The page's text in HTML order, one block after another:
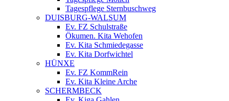
Tagespflege Sternbuschweg
DUISBURG-WALSUM
Ev. FZ Schulstraße
Ökumen. Kita Wehofen
Ev. Kita Schmiedegasse
Ev. Kita Dorfwichtel
HÜNXE
Ev. FZ KommRein
Ev. Kita Kleine Arche
SCHERMBECK